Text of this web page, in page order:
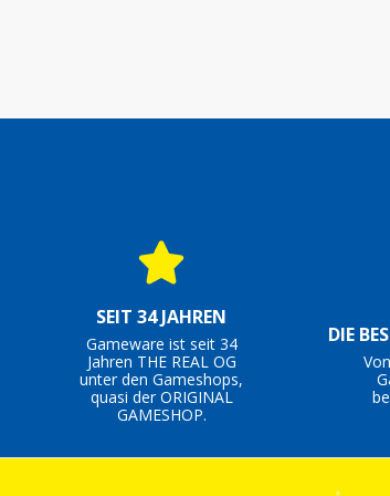
SEIT 34 JAHREN
Gameware ist seit 34
Jahren THE REAL OG
unter den Gameshops,
quasi der ORIGINAL
GAMESHOP.
DIE